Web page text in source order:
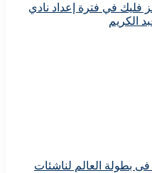
فترة إعداد نادي
العالم لناشئات